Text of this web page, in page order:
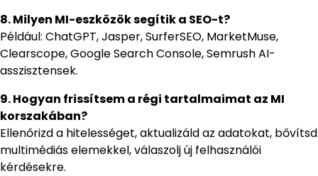
8. Milyen MI-eszközök segítik a SEO-t?
Például: ChatGPT, Jasper, SurferSEO, MarketMuse,
Clearscope, Google Search Console, Semrush AI-
asszisztensek.
9. Hogyan frissítsem a régi tartalmaimat az MI
korszakában?
Ellenőrizd a hitelességet, aktualizáld az adatokat, bővítsd
multimédiás elemekkel, válaszolj új felhasználói
kérdésekre.